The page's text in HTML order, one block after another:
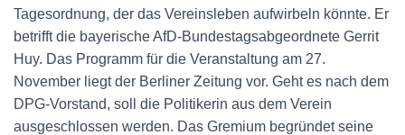
Tagesordnung, der das Vereinsleben aufwirbeln könnte. Er
betrifft die bayerische AfD-Bundestagsabgeordnete Gerrit
Huy. Das Programm für die Veranstaltung am 27.
November liegt der Berliner Zeitung vor. Geht es nach dem
DPG-Vorstand, soll die Politikerin aus dem Verein
ausgeschlossen werden. Das Gremium begründet seine